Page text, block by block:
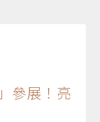
參展！亮